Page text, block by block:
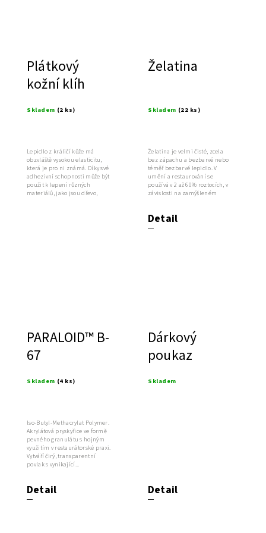
Plátkový
kožní klíh
Skladem (2 ks)
Lepidlo z králičí kůže má
obzvláště vysokou elasticitu,
která je pro ni známá. Díky své
adhezivní schopnosti může být
použit k lepení různých
materiálů, jako jsou dřevo,
Želatina
Skladem (22 ks)
Detail
Želatina je velmi čisté, zcela
bez zápachu a bezbarvé nebo
téměř bezbarvé lepidlo. V
umění a restaurování se
používá v 2 až 60% roztocích, v
závislosti na zamýšleném
PARALOID™ B-
67
Skladem (4 ks)
Detail
Iso-Butyl-Methacrylat Polymer.
Akrylátová pryskyřice ve formě
pevného granulátu s hojným
využitím v restaurátorské praxi.
Vytváří čirý, transparentní
povlak s vynikající...
Dárkový
poukaz
Skladem
Detail